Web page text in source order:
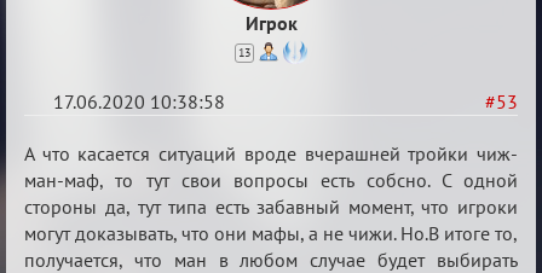
Игрок
13
#53
17.06.2020 10:38:58
Re:
Семейный
кубок
А что касается ситуаций вроде вчерашней тройки чиж-
ман-маф, то тут свои вопросы есть собсно. С одной
стороны да, тут типа есть забавный момент, что игроки
могут доказывать, что они мафы, а не чижи. Но.В итоге то,
получается, что ман в любом случае будет выбирать